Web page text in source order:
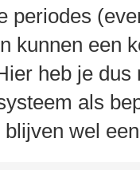
periodes
kunnen een
heb je
als
blijven wel